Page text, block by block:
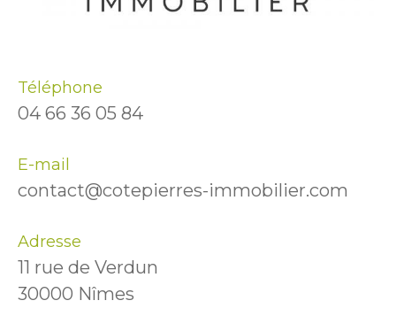
Téléphone
04 66 36 05 84
E-mail
contact@cotepierres-immobilier.com
Adresse
11 rue de Verdun
30000 Nîmes